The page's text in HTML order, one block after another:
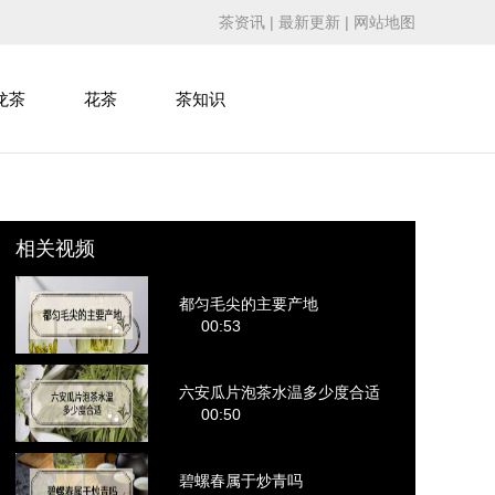
茶资讯 | 最新更新 | 网站地图
茶 花茶 茶知识
相关视频
都匀毛尖的主要产地
00:53
六安瓜片泡茶水温多少度合适
00:50
碧螺春属于炒青吗